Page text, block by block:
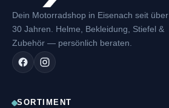
Dein Motorradshop in Eisenach seit über
30 Jahren. Helme, Bekleidung, Stiefel &
Zubehör — persönlich beraten.
SORTIMENT